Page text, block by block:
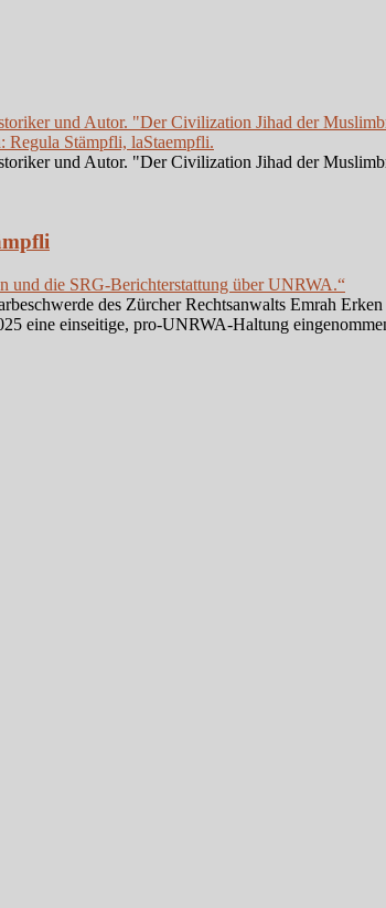
und Autor. "Der Civilization Jihad der
Regula Stämpfli, laStaempfli.
und Autor. "Der Civilization Jihad der
und die SRG-Berichterstattung über UNRWA.“
des Zürcher Rechtsanwalts Emrah
eine einseitige, pro-UNRWA-Haltung